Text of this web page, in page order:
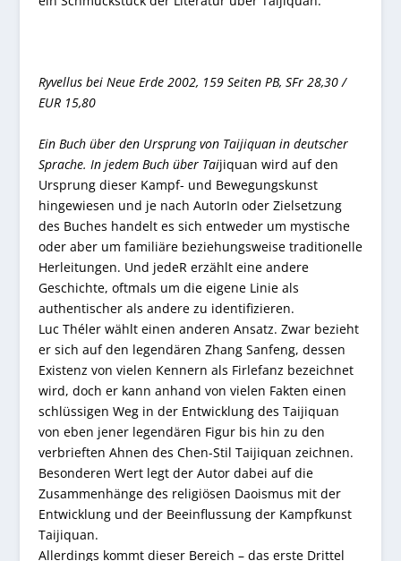
Ryvellus bei Neue Erde 2002, 159 Seiten PB, SFr 28,30 /
EUR 15,80
Ein Buch über den Ursprung von Taijiquan in deutscher
Sprache. In jedem Buch über Taijiquan wird auf den
Ursprung dieser Kampf- und Bewegungskunst
hingewiesen und je nach AutorIn oder Zielsetzung
des Buches handelt es sich entweder um mystische
oder aber um familiäre beziehungsweise traditionelle
Herleitungen. Und jedeR erzählt eine andere
Geschichte, oftmals um die eigene Linie als
authentischer als andere zu identifizieren.
Luc Théler wählt einen anderen Ansatz. Zwar bezieht
er sich auf den legendären Zhang Sanfeng, dessen
Existenz von vielen Kennern als Firlefanz bezeichnet
wird, doch er kann anhand von vielen Fakten einen
schlüssigen Weg in der Entwicklung des Taijiquan
von eben jener legendären Figur bis hin zu den
verbrieften Ahnen des Chen-Stil Taijiquan zeichnen.
Besonderen Wert legt der Autor dabei auf die
Zusammenhänge des religiösen Daoismus mit der
Entwicklung und der Beeinflussung der Kampfkunst
Taijiquan.
Allerdings kommt dieser Bereich – das erste Drittel